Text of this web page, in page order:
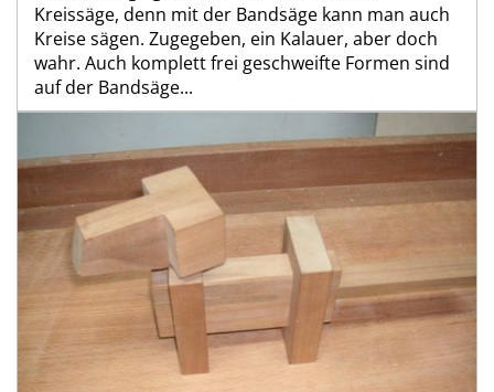
Kreissäge, denn mit der Bandsäge kann man auch
Kreise sägen. Zugegeben, ein Kalauer, aber doch
wahr. Auch komplett frei geschweifte Formen sind
auf der Bandsäge...